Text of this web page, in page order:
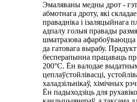
Эмаляваны медны дрот -
абмотнага дроту, які
правадніка і ізаляцыйнага
адпалу голыя правады
шматразова
да гатовага вырабу.
бесперапынна працаваць
200°C. Ён валодае
цеплаўстойлівасці,
халадзільнікаў, хімічных
Ён падыходзіць для